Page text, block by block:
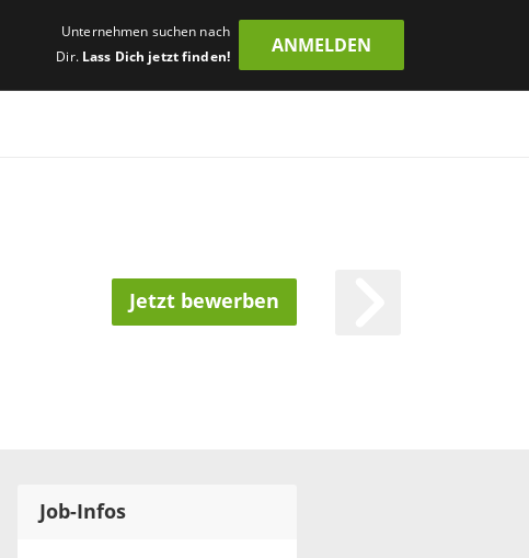
Unternehmen suchen nach
Dir. Lass Dich jetzt finden!
ANMELDEN
Jetzt bewerben
Job-Infos